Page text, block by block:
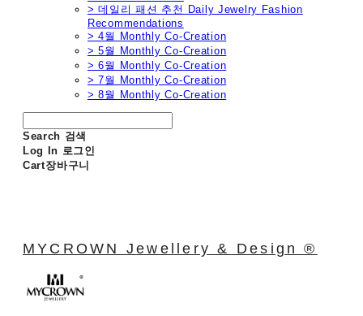
> 데일리 패션 추천 Daily Jewelry Fashion
Recommendations
> 4월 Monthly Co-Creation
> 5월 Monthly Co-Creation
> 6월 Monthly Co-Creation
> 7월 Monthly Co-Creation
> 8월 Monthly Co-Creation
Search 검색
Log In 로그인
Cart장바구니
MYCROWN Jewellery & Design ®